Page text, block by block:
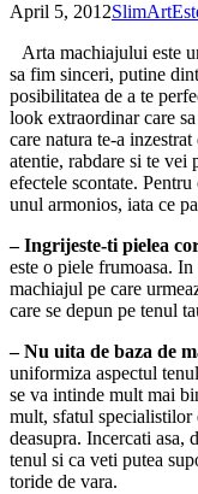
April 5, 2012SlimArt
Arta machiajului este
sa fim sinceri, putine
posibilitatea de a te
look extraordinar care
care natura te-a
atentie, rabdare si te vei
efectele scontate.
unul armonios, iata ce
– Ingrijeste-ti pielea
este o piele frumoasa.
machiajul pe care
care se depun pe tenul
– Nu uita de baza de
uniformiza aspectul
se va intinde mult mai
mult, sfatul specialistilor
deasupra. Incercati asa,
tenul si ca veti putea
toride de vara.